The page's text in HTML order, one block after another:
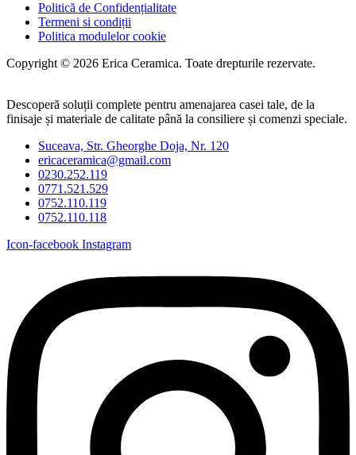
Politică de Confidențialitate
Termeni si condiții
Politica modulelor cookie
Copyright © 2026 Erica Ceramica. Toate drepturile rezervate.
Descoperă soluții complete pentru amenajarea casei tale, de la
finisaje și materiale de calitate până la consiliere și comenzi speciale.
Suceava, Str. Gheorghe Doja, Nr. 120
ericaceramica@gmail.com
0230.252.119
0771.521.529
0752.110.119
0752.110.118
Icon-facebook Instagram